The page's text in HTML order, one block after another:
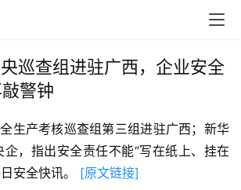
巡查组进驻广西，企业安全
警钟
生产考核巡查组第三组进驻广西；新华
企，指出安全责任不能“写在纸上、挂在
安全快讯。 [原文链接]